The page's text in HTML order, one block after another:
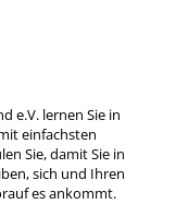
e.V. lernen Sie in
einfachsten
Sie, damit Sie in
sich und Ihren
es ankommt.